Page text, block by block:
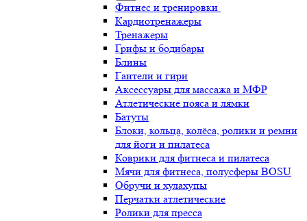
Фитнес и тренировки
Кардиотренажеры
Тренажеры
Грифы и бодибары
Блины
Гантели и гири
Аксессуары для массажа и МФР
Атлетические пояса и лямки
Батуты
Блоки, кольца, колёса, ролики и ремни
для йоги и пилатеса
Коврики для фитнеса и пилатеса
Мячи для фитнеса, полусферы BOSU
Обручи и хулахупы
Перчатки атлетические
Ролики для пресса